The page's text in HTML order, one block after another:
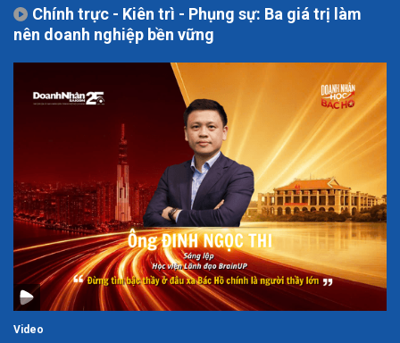
Chính trực - Kiên trì - Phụng sự: Ba giá trị làm
nên doanh nghiệp bền vững
Video